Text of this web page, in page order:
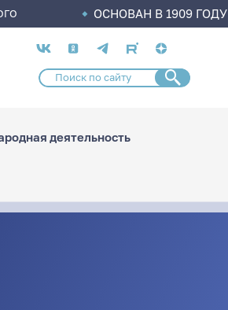
ОСНОВАН В 1909 ГОДУ
Социальные
сети
деятельность